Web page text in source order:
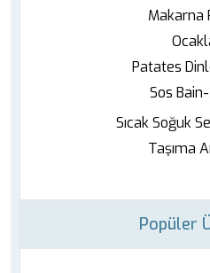
Makarna
Patates
Sos
Sıcak Soğuk
Taşıma
Popüler